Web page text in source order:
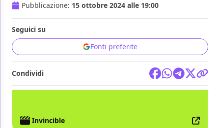
Pubblicazione: 15 ottobre 2024 alle 19:00
Seguici su
Fonti preferite
Condividi
Invincible